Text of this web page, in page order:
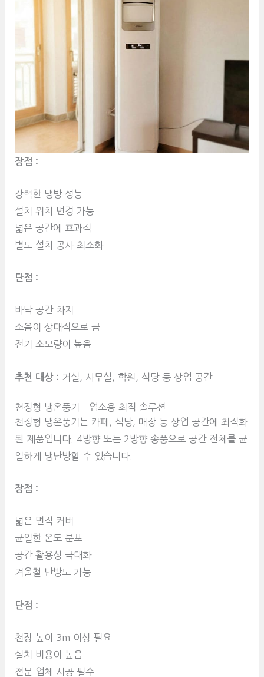
장점 :
강력한 냉방 성능
설치 위치 변경 가능
넓은 공간에 효과적
별도 설치 공사 최소화
단점 :
바닥 공간 차지
소음이 상대적으로 큼
전기 소모량이 높음
추천 대상 : 거실, 사무실, 학원, 식당 등 상업 공간
천정형 냉온풍기 - 업소용 최적 솔루션
천정형 냉온풍기는 카페, 식당, 매장 등 상업 공간에 최적화
된 제품입니다. 4방향 또는 2방향 송풍으로 공간 전체를 균
일하게 냉난방할 수 있습니다.
장점 :
넓은 면적 커버
균일한 온도 분포
공간 활용성 극대화
겨울철 난방도 가능
단점 :
천장 높이 3m 이상 필요
설치 비용이 높음
전문 업체 시공 필수